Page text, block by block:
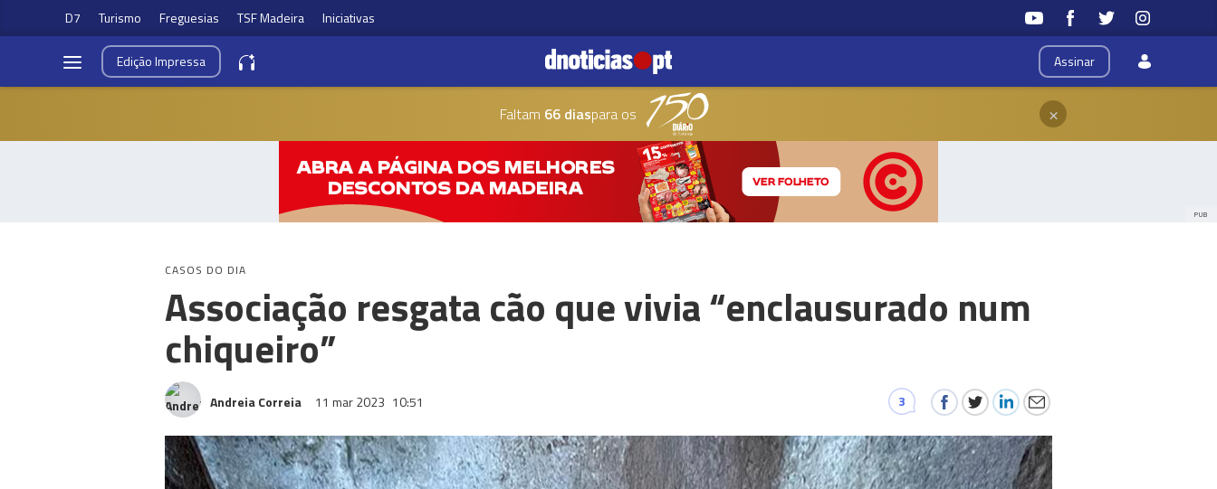
D7 Turismo Freguesias TSF Madeira Iniciativas
Assinar
EdiçãoImpressa
Faltam 66 diaspara os ×
PUB
CASOS DO DIA
Associação resgata cão que vivia “enclausurado num
chiqueiro”
Andreia Correia 11 mar 2023 10:51 3